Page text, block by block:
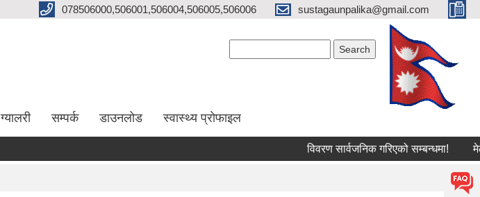
078506000,506001,506004,506005,506006 sustagaunpalika@gmail.com
ग्यालरी सम्पर्क डाउनलोड स्वास्थ्य प्राेफाइल
विवरण सार्वजनिक गरिएको सम्बन्धमा!